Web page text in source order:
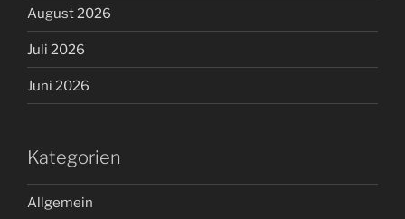
August 2026
Juli 2026
Juni 2026
Kategorien
Allgemein